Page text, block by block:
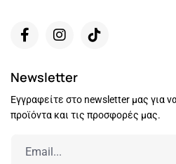
Newsletter
Εγγραφείτε στο newsletter μας για
προϊόντα και τις προσφορές μας.